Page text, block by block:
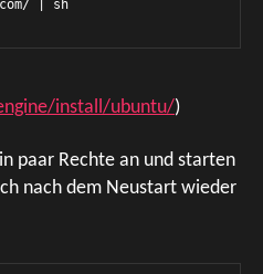
| sh
install/ubuntu/)
paar Rechte an und starten
nach dem Neustart wieder